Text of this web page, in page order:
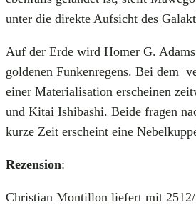
unter die direkte Aufsicht des
Auf der Erde wird Homer G.
goldenen Funkenregens. Bei dem
einer Materialisation erscheinen
und Kitai Ishibashi. Beide fragen
kurze Zeit erscheint eine
Rezension:
Christian Montillon liefert mit 2512/